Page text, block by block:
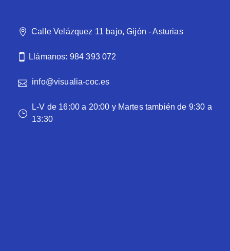
Calle Velázquez 11 bajo, Gijón - Asturias
Llámanos: 984 393 072
info@visualia-coc.es
L-V de 16:00 a 20:00 y Martes también de 9:30 a
13:30